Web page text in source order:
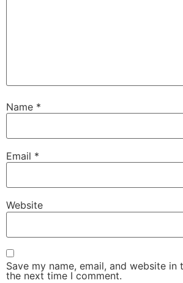
Name *
Email *
Website
Save my name, email, and website
the next time I comment.